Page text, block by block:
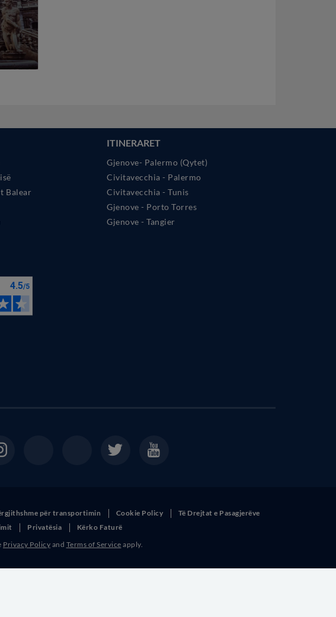
Balear
ITINERARET
Gjenove- Palermo (Qytet)
Civitavecchia - Palermo
Civitavecchia - Tunis
Gjenove - Porto Torres
Gjenove - Tangier
për transportimin Cookie Policy
Të Drejtat e Pasagjerëve
Privatësia
Kërko Faturë
Privacy Policy and Terms of Service apply.